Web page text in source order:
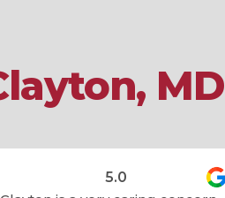
MD
5.0